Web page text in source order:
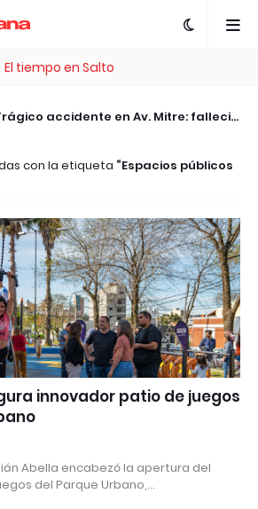
El tiempo en Salto
accidente en Av. Mitre: falleció
con la etiqueta Espacios públicos
innovador patio de juegos
Abella encabezó la apertura del
del Parque Urbano,…